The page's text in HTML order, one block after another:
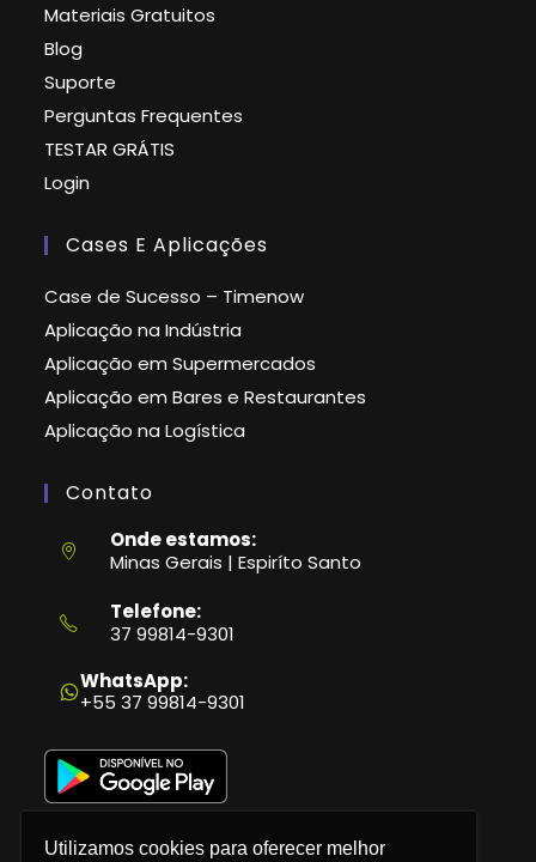
Utilizamos cookies para oferecer melhor
Materiais Gratuitos
Blog
Suporte
Perguntas Frequentes
TESTAR GRÁTIS
Login
Cases E Aplicações
Case de Sucesso – Timenow
Aplicação na Indústria
Aplicação em Supermercados
Aplicação em Bares e Restaurantes
Aplicação na Logística
Contato
Onde estamos:
Minas Gerais | Espiríto Santo
Telefone:
37 99814-9301
em
seu
aplicativo
WhatsApp:
+55 37 99814-9301